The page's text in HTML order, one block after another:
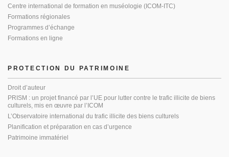
PROTECTION DU PATRIMOINE
Droit d’auteur
PRISM : un projet financé par l’UE pour lutter contre le trafic illicite de biens
culturels, mis en œuvre par l’ICOM
L’Observatoire international du trafic illicite des biens culturels
Planification et préparation en cas d’urgence
Patrimoine immatériel
Centre international de formation en muséologie (ICOM-ITC)
Formations régionales
Programmes d’échange
Formations en ligne